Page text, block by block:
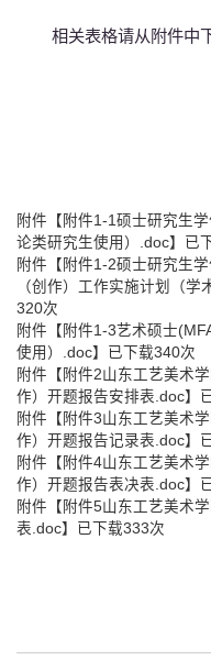
相关表格请从附件中
附件【 附件1-1硕士研究生
论类研究生使用）.doc】已
附件【 附件1-2硕士研究生
（创作）工作实施计划（
320次
附件【 附件1-3艺术硕士
使用）.doc】已下载340次
附件【 附件2山东工艺美术
作）开题报告安排表.doc】
附件【 附件3山东工艺美术
作）开题报告记录表.doc】
附件【 附件4山东工艺美术
作）开题报告表决表.doc】
附件【 附件5山东工艺美术
表.doc】已下载333次